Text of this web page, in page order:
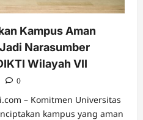
Kampus Aman
Narasumber
Wilayah VII
0
– Komitmen Universitas
kampus yang aman